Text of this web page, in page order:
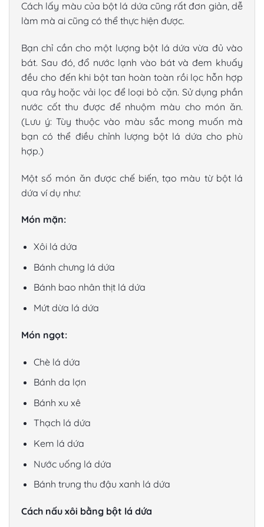
Cách lấy màu của bột lá dứa cũng rất đơn giản, dễ
làm mà ai cũng có thể thực hiện được.
Bạn chỉ cần cho một lượng bột lá dứa vừa đủ vào
bát. Sau đó, đổ nước lạnh vào bát và đem khuấy
đều cho đến khi bột tan hoàn toàn rồi lọc hỗn hợp
qua rây hoặc vải lọc để loại bỏ cặn. Sử dụng phần
nước cốt thu được để nhuộm màu cho món ăn.
(Lưu ý: Tùy thuộc vào màu sắc mong muốn mà
bạn có thể điều chỉnh lượng bột lá dứa cho phù
hợp.)
Một số món ăn được chế biến, tạo màu từ bột lá
dứa ví dụ như:
Món mặn:
Xôi lá dứa
Bánh chưng lá dứa
Bánh bao nhân thịt lá dứa
Mứt dừa lá dứa
Món ngọt:
Chè lá dứa
Bánh da lợn
Bánh xu xê
Thạch lá dứa
Kem lá dứa
Nước uống lá dứa
Bánh trung thu đậu xanh lá dứa
Cách nấu xôi bằng bột lá dứa